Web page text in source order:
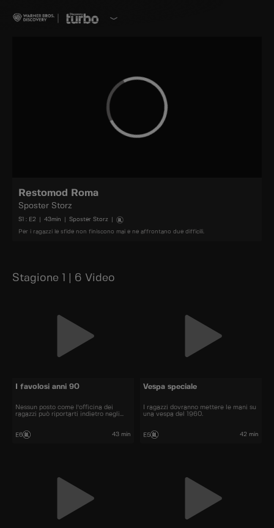
Restomod Roma
Sposter Storz
S1 : E2 43min Sposter Storz
Per i ragazzi le sfide non finiscono mai e ne affrontano due difficili.
Stagione 1 | 6 Video
I favolosi anni 90
Nessun posto come l'officina dei
ragazzi può riportarti indietro negli
E6 43 min
Vespa speciale
I ragazzi dovranno mettere le mani su
una vespa del 1960.
E5 42 min